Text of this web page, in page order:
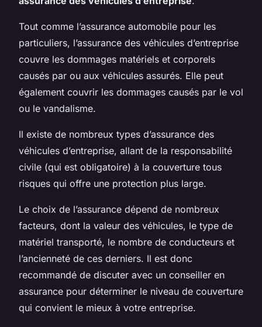
Tout comme l’assurance automobile pour les
particuliers, l’assurance des véhicules d’entreprise
couvre les dommages matériels et corporels
causés par ou aux véhicules assurés. Elle peut
également couvrir les dommages causés par le vol
ou le vandalisme.
Il existe de nombreux types d’assurance des
véhicules d’entreprise, allant de la responsabilité
civile (qui est obligatoire) à la couverture tous
risques qui offre une protection plus large.
Le choix de l’assurance dépend de nombreux
facteurs, dont la valeur des véhicules, le type de
matériel transporté, le nombre de conducteurs et
l’ancienneté de ces derniers. Il est donc
recommandé de discuter avec un conseiller en
assurance pour déterminer le niveau de couverture
qui convient le mieux à votre entreprise.